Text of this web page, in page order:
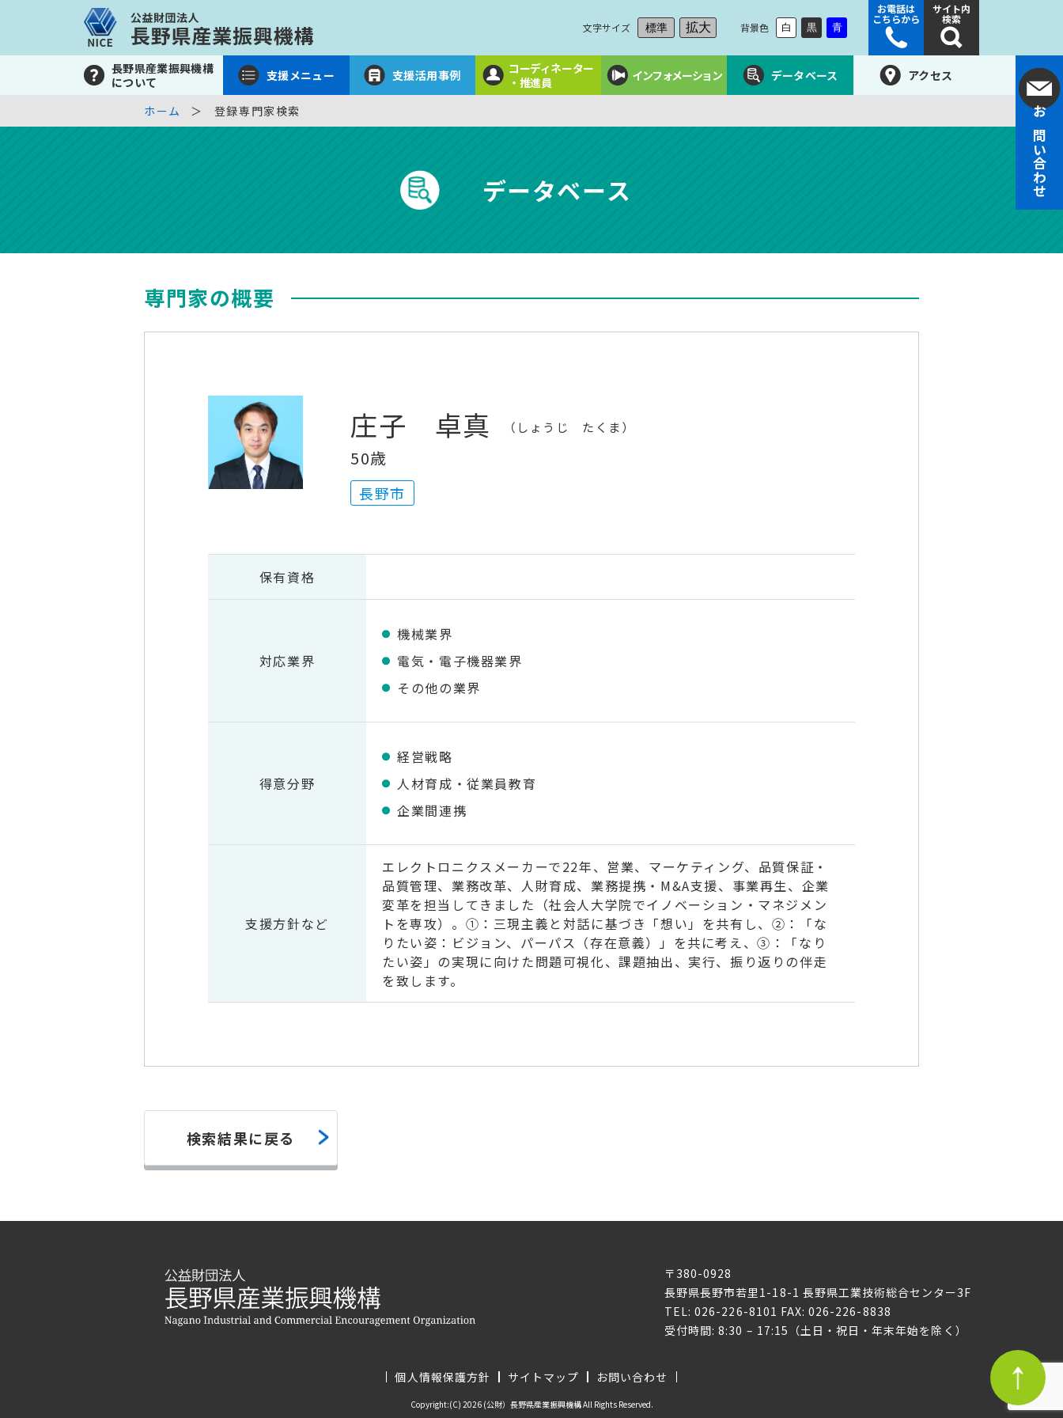
文字サイズ 標準 拡大 背景色 白 黒 青
お電話は
こちらから
サイト内
検索
長野県産業振興機構
について
支援メニュー 支援活用事例
コーディネーター
・推進員
インフォメーション データベース アクセス
お問い合わせ
ホーム 登録専門家検索
データベース
専門家の概要
庄子 卓真 しょうじ たくま
50歳
長野市
保有資格
対応業界
機械業界
電気・電子機器業界
その他の業界
得意分野
経営戦略
人材育成・従業員教育
企業間連携
支援方針など
エレクトロニクスメーカーで22年、営業、マーケティング、品質保証・
品質管理、業務改革、人財育成、業務提携・M&A支援、事業再生、企業
変革を担当してきました（社会人大学院でイノベーション・マネジメン
トを専攻）。①：三現主義と対話に基づき「想い」を共有し、②：「な
りたい姿：ビジョン、パーパス（存在意義）」を共に考え、③：「なり
たい姿」の実現に向けた問題可視化、課題抽出、実行、振り返りの伴走
を致します。
検索結果に戻る
〒380-0928
長野県長野市若里1-18-1 長野県工業技術総合センター3F
TEL: 026-226-8101 FAX: 026-226-8838
受付時間: 8:30 – 17:15（土日・祝日・年末年始を除く）
個人情報保護方針 サイトマップ お問い合わせ
Copyright:(C) 2026 (公財）長野県産業振興機構 All Rights Reserved.